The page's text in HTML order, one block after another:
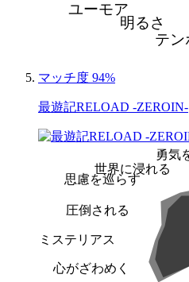
テン
明るさ
ユーモア
マッチ度 94%
最遊記RELOAD -ZEROIN-
勇気
心がざわめく
ミステリアス
圧倒される
思慮を巡らす
世界に浸れる